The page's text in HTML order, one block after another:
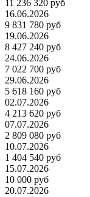
11 236 320 руб
16.06.2026
9 831 780 руб
19.06.2026
8 427 240 руб
24.06.2026
7 022 700 руб
29.06.2026
5 618 160 руб
02.07.2026
4 213 620 руб
07.07.2026
2 809 080 руб
10.07.2026
1 404 540 руб
15.07.2026
10 000 руб
20.07.2026